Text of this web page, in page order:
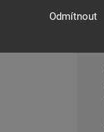
Odmítnout